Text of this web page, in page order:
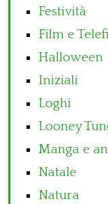
Festività
Film e
Halloween
Iniziali
Loghi
Looney
Manga e
Natale
Natura